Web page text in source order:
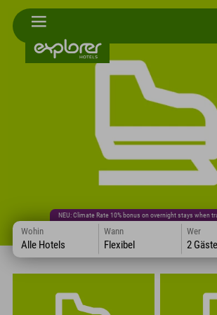
NEU: Climate Rate 10% bonus on overnight stays when
Wohin
Alle Hotels
Wann
Flexibel
Wer
2 Gäste